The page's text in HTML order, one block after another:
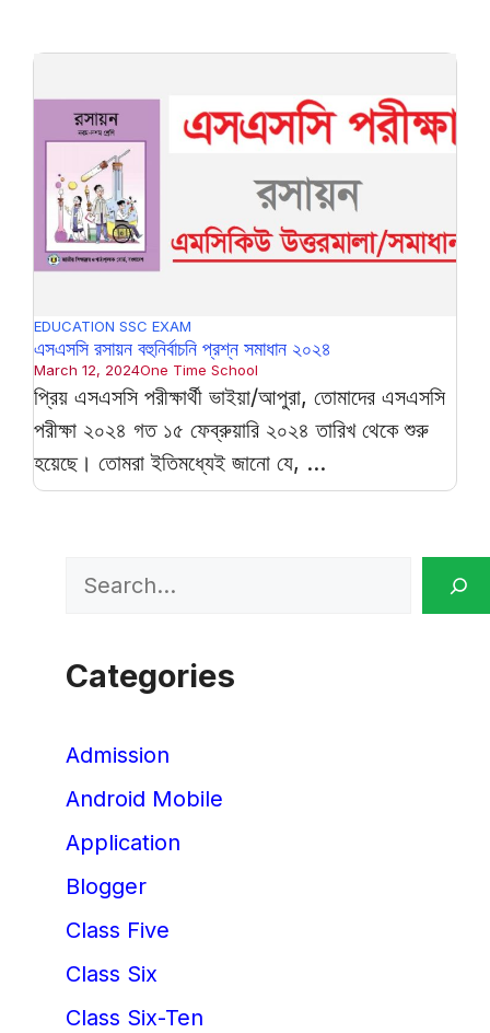
EDUCATION SSC EXAM
এসএসসি রসায়ন বহুনির্বাচনি প্রশ্ন সমাধান ২০২৪
March 12, 2024One Time School
প্রিয় এসএসসি পরীক্ষার্থী ভাইয়া/আপুরা, তোমাদের এসএসসি
পরীক্ষা ২০২৪ গত ১৫ ফেব্রুয়ারি ২০২৪ তারিখ থেকে শুরু
হয়েছে। তোমরা ইতিমধ্যেই জানো যে, ...
Search
Categories
Admission
Android Mobile
Application
Blogger
Class Five
Class Six
Class Six-Ten